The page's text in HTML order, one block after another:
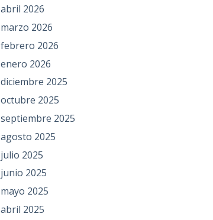
abril 2026
marzo 2026
febrero 2026
enero 2026
diciembre 2025
octubre 2025
septiembre 2025
agosto 2025
julio 2025
junio 2025
mayo 2025
abril 2025